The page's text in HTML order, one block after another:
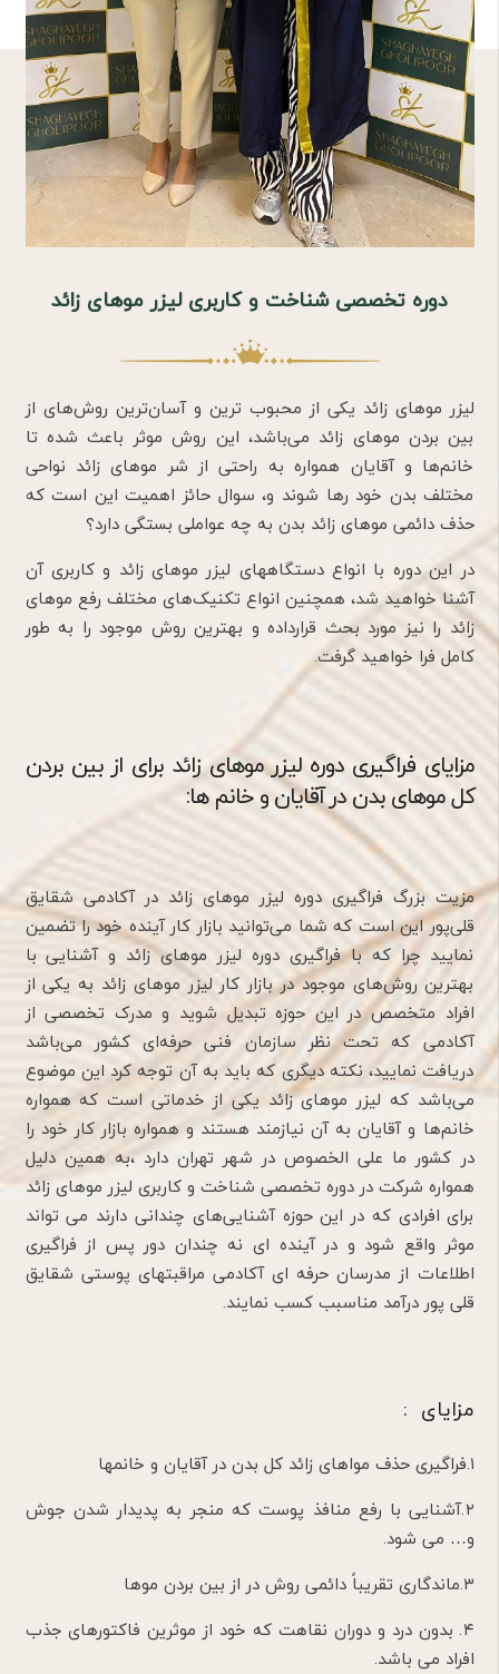
دوره تخصصی شناخت و کاربری لیزر موهای زائد
لیزر موهای زائد یکی از محبوب ترین و آسان‌ترین روش‌های از
بین بردن موهای زائد می‌باشد، این روش موثر باعث شده تا
خانم‌ها و آقایان همواره به راحتی از شر موهای زائد نواحی
مختلف بدن خود رها شوند و، سوال حائز اهمیت این است که
حذف دائمی موهای زائد بدن به چه عواملی بستگی دارد؟
در این دوره با انواع دستگاههای لیزر موهای زائد و کاربری آن
آشنا خواهید شد، همچنین انواع تکنیک‌های مختلف رفع موهای
زائد را نیز مورد بحث قرارداده و بهترین روش موجود را به طور
کامل فرا خواهید گرفت.
مزایای فراگیری دوره لیزر موهای زائد برای از بین بردن
کل موهای بدن در آقایان و خانم ها:
مزیت بزرگ فراگیری دوره لیزر موهای زائد در آکادمی شقایق
قلی‌پور این است که شما می‌توانید بازار کار آینده خود را تضمین
نمایید چرا که با فراگیری دوره لیزر موهای زائد و آشنایی با
بهترین روش‌های موجود در بازار کار لیزر موهای زائد به یکی از
افراد متخصص در این حوزه تبدیل شوید و مدرک تخصصی از
آکادمی که تحت نظر سازمان فنی حرفه‌ای کشور می‌باشد
دریافت نمایید، نکته دیگری که باید به آن توجه کرد این موضوع
می‌باشد که لیزر موهای زائد یکی از خدماتی است که همواره
خانم‌ها و آقایان به آن نیازمند هستند و همواره بازار کار خود را
در کشور ما علی الخصوص در شهر تهران دارد ،به همین دلیل
همواره شرکت در دوره تخصصی شناخت و کاربری لیزر موهای زائد
برای افرادی که در این حوزه آشنایی‌های چندانی دارند می تواند
موثر واقع شود و در آینده ای نه چندان دور پس از فراگیری
اطلاعات از مدرسان حرفه ای آکادمی مراقبتهای پوستی شقایق
قلی پور درآمد مناسبب کسب نمایند.
مزایای :
۱.فراگیری حذف مواهای زائد کل بدن در آقایان و خانمها
۲.آشنایی با رفع منافذ پوست که منجر به پدیدار شدن جوش
و… می شود.
۳.ماندگاری تقریباً دائمی روش در از بین بردن موها
۴. بدون درد و دوران نقاهت که خود از موثرین فاکتورهای جذب
افراد می باشد.